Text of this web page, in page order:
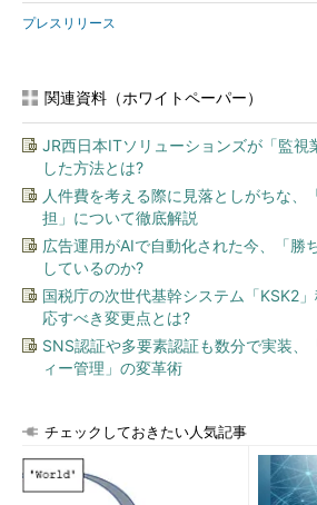
プレスリリース
関連資料（ホワイトペーパー）
JR西日本ITソリューションズが「監視
した方法とは?
人件費を考える際に見落としがちな、
担」について徹底解説
広告運用がAIで自動化された今、「勝
しているのか?
国税庁の次世代基幹システム「KSK2
応すべき変更点とは?
SNS認証や多要素認証も数分で実装、
ィー管理」の変革術
チェックしておきたい人気記事